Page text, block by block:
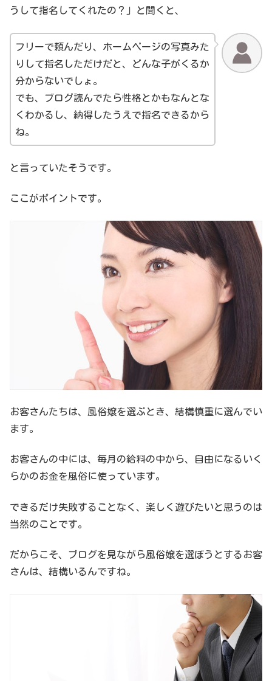
うして指名してくれたの？」と聞くと、
フリーで頼んだり、ホームページの写真みた
りして指名しただけだと、どんな子がくるか
分からないでしょ。
でも、ブログ読んでたら性格とかもなんとな
くわかるし、納得したうえで指名できるから
ね。
と言っていたそうです。
ここがポイントです。
お客さんたちは、風俗嬢を選ぶとき、結構慎重に選んでい
ます。
お客さんの中には、毎月の給料の中から、自由になるいく
らかのお金を風俗に使っています。
できるだけ失敗することなく、楽しく遊びたいと思うのは
当然のことです。
だからこそ、ブログを見ながら風俗嬢を選ぼうとするお客
さんは、結構いるんですね。